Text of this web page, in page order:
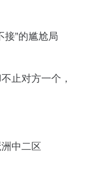
接”的尴尬局
止对方一个，
中二区